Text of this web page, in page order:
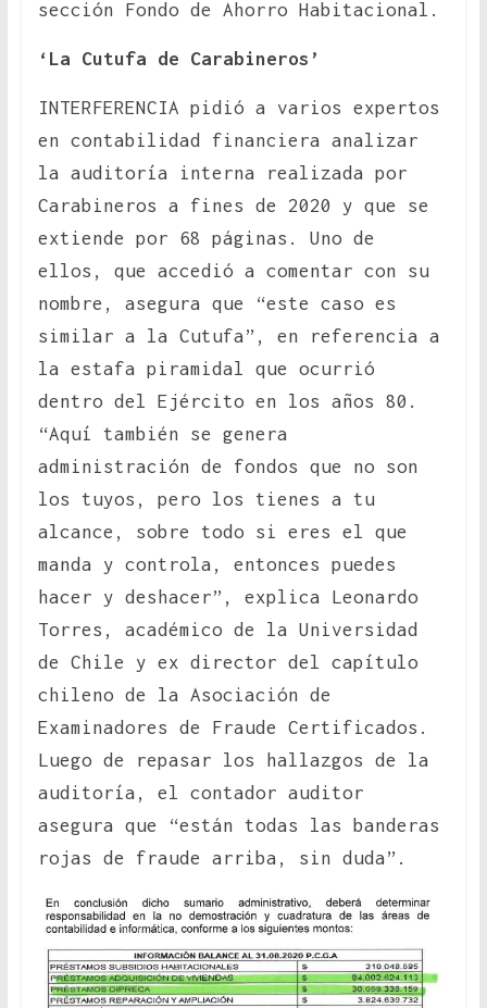
sección Fondo de Ahorro Habitacional.
‘La Cutufa de Carabineros’
INTERFERENCIA pidió a varios expertos
en contabilidad financiera analizar
la auditoría interna realizada por
Carabineros a fines de 2020 y que se
extiende por 68 páginas. Uno de
ellos, que accedió a comentar con su
nombre, asegura que “este caso es
similar a la Cutufa”, en referencia a
la estafa piramidal que ocurrió
dentro del Ejército en los años 80.
“Aquí también se genera
administración de fondos que no son
los tuyos, pero los tienes a tu
alcance, sobre todo si eres el que
manda y controla, entonces puedes
hacer y deshacer”, explica Leonardo
Torres, académico de la Universidad
de Chile y ex director del capítulo
chileno de la Asociación de
Examinadores de Fraude Certificados.
Luego de repasar los hallazgos de la
auditoría, el contador auditor
asegura que “están todas las banderas
rojas de fraude arriba, sin duda”.